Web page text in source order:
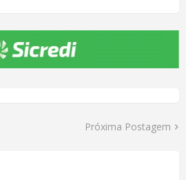
Próxima Postagem